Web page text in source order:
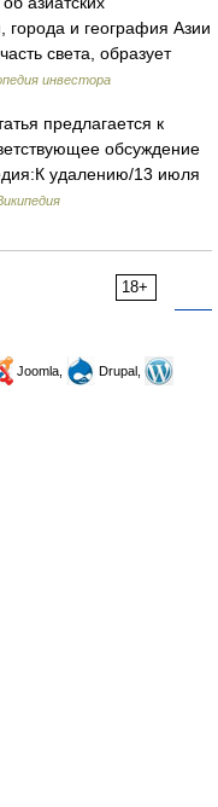
города и география Азии
света, образует
инвестора
предлагается к
обсуждение
удалению/13 июля
18+
Joomla,
Drupal,